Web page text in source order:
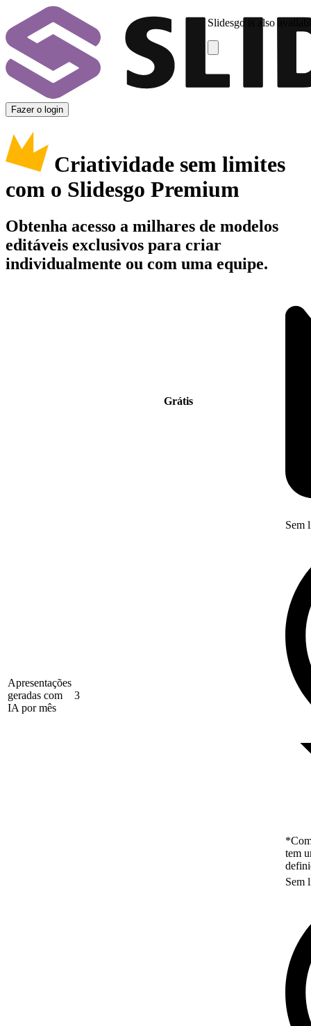
Slidesgo is also
Fazer o login
Criatividade sem limites
com o Slidesgo Premium
Obtenha acesso a milhares de modelos
editáveis exclusivos para criar
individualmente ou com uma equipe.
Grátis
Apresentações
geradas com
IA por mês
3
Sem
tem
Sem